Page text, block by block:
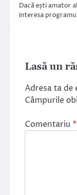
Dacă ești amator
interesa
Lasă un
Adresa ta de
Câmpurile
Comentariu *